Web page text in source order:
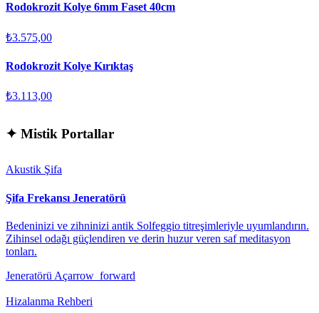
Rodokrozit Kolye 6mm Faset 40cm
₺3.575,00
Rodokrozit Kolye Kırıktaş
₺3.113,00
✦ Mistik Portallar
Akustik Şifa
Şifa Frekansı Jeneratörü
Bedeninizi ve zihninizi antik Solfeggio titreşimleriyle uyumlandırın.
Zihinsel odağı güçlendiren ve derin huzur veren saf meditasyon
tonları.
Jeneratörü Açarrow_forward
Hizalanma Rehberi